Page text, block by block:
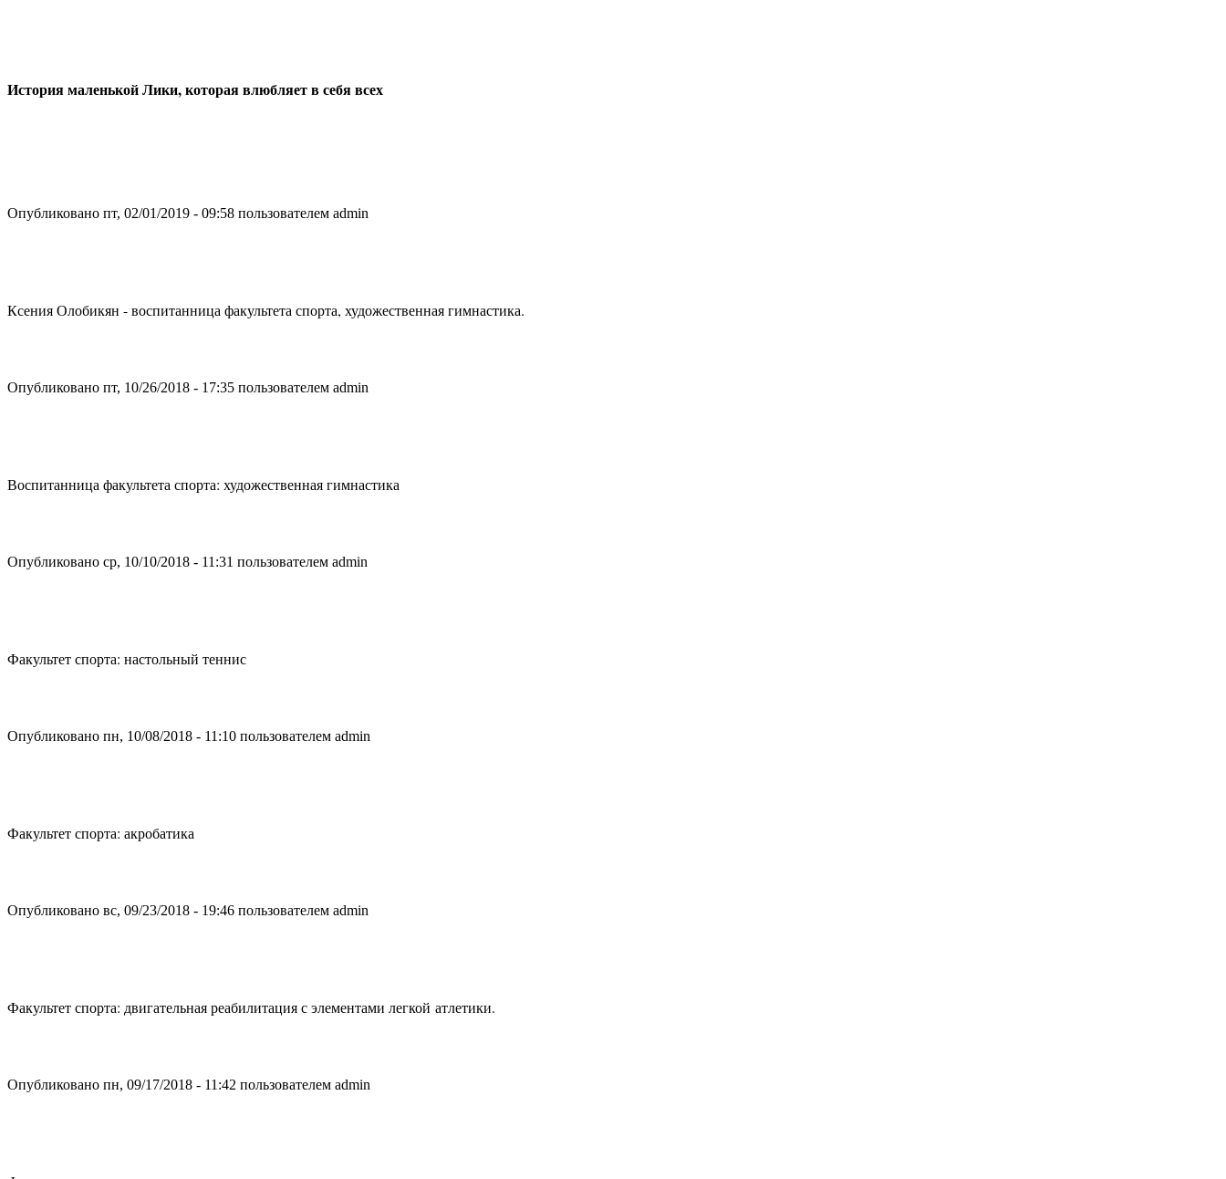
История маленькой Лики, которая влюбляет в себя всех
Опубликовано пт, 02/01/2019 - 09:58 пользователем admin
Ксения Олобикян - воспитанница факультета спорта, художественная гимнастика.
Опубликовано пт, 10/26/2018 - 17:35 пользователем admin
Воспитанница факультета спорта: художественная гимнастика
Опубликовано ср, 10/10/2018 - 11:31 пользователем admin
Факультет спорта: настольный теннис
Опубликовано пн, 10/08/2018 - 11:10 пользователем admin
Факультет спорта: акробатика
Опубликовано вс, 09/23/2018 - 19:46 пользователем admin
Факультет спорта: двигательная реабилитация с элементами легкой атлетики.
Опубликовано пн, 09/17/2018 - 11:42 пользователем admin